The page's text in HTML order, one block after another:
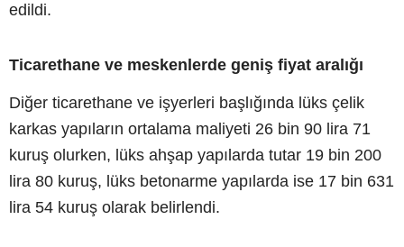
edildi.
Ticarethane ve meskenlerde geniş fiyat aralığı
Diğer ticarethane ve işyerleri başlığında lüks çelik
karkas yapıların ortalama maliyeti 26 bin 90 lira 71
kuruş olurken, lüks ahşap yapılarda tutar 19 bin 200
lira 80 kuruş, lüks betonarme yapılarda ise 17 bin 631
lira 54 kuruş olarak belirlendi.